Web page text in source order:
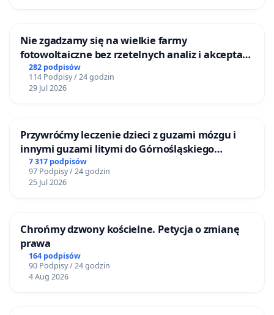
Nie zgadzamy się na wielkie farmy
fotowoltaiczne bez rzetelnych analiz i akceptacji
mieszkańców
282 podpisów
114 Podpisy / 24 godzin
29 Jul 2026
Przywróćmy leczenie dzieci z guzami mózgu i
innymi guzami litymi do Górnośląskiego
Centrum Zdrowia Dziecka w Katowicach
7 317 podpisów
97 Podpisy / 24 godzin
25 Jul 2026
Chrońmy dzwony kościelne. Petycja o zmianę
prawa
164 podpisów
90 Podpisy / 24 godzin
4 Aug 2026